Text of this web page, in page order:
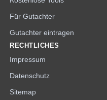
Für Gutachter
Gutachter eintragen
RECHTLICHES
Impressum
Datenschutz
Sitemap